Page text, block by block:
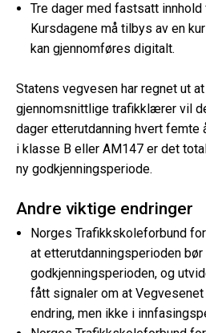
Tre dager med fastsatt
Kursdagene må tilbys av en
kan gjennomføres digitalt.
Statens vegvesen har regnet ut
gjennomsnittlige trafikklærer vil
dager etterutdanning hvert femte
i klasse B eller AM147 er det
ny godkjenningsperiode.
Andre viktige endringer
Norges Trafikkskoleforbund
at etterutdanningsperioden
godkjenningsperioden, og
fått signaler om at
endring, men ikke i